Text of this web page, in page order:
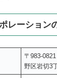
レーション
〒983-
野区岩切3